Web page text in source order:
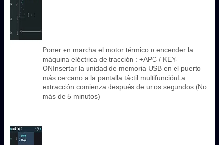
Poner en marcha el motor térmico o encender la
máquina eléctrica de tracción : +APC / KEY-
ONInsertar la unidad de memoria USB en el puerto
más cercano a la pantalla táctil multifunciónLa
extracción comienza después de unos segundos (No
más de 5 minutos)